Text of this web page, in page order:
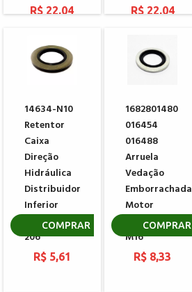
R$ 22,04 R$ 22,04
14634-N10
Retentor
Caixa
Direção
Hidráulica
Distribuidor
Inferior
PEUGEOT
206
R$ 5,61
COMPRAR
1682801480
016454
016488
Arruela
Vedação
Emborrachada
Motor
PEUGEOT
M16
R$ 8,33
COMPRAR